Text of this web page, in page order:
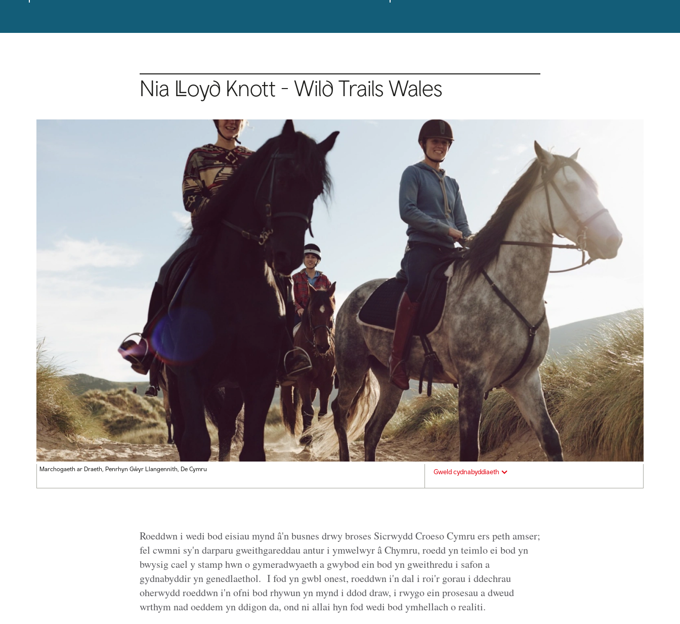
Nia Lloyd Knott - Wild Trails Wales
Marchogaeth ar Draeth, Penrhyn Gŵyr Llangennith, De Cymru Gweld cydnabyddiaeth
Roeddwn i wedi bod eisiau mynd â'n busnes drwy broses Sicrwydd Croeso Cymru ers peth amser;
fel cwmni sy'n darparu gweithgareddau antur i ymwelwyr â Chymru, roedd yn teimlo ei bod yn
bwysig cael y stamp hwn o gymeradwyaeth a gwybod ein bod yn gweithredu i safon a
gydnabyddir yn genedlaethol. I fod yn gwbl onest, roeddwn i'n dal i roi'r gorau i ddechrau
oherwydd roeddwn i'n ofni bod rhywun yn mynd i ddod draw, i rwygo ein prosesau a dweud
wrthym nad oeddem yn ddigon da, ond ni allai hyn fod wedi bod ymhellach o realiti.